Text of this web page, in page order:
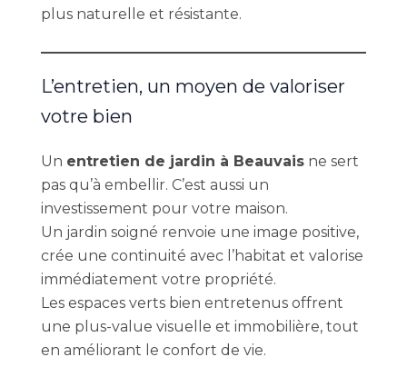
plus naturelle et résistante.
L’entretien, un moyen de valoriser
votre bien
Un entretien de jardin à Beauvais ne sert
pas qu’à embellir. C’est aussi un
investissement pour votre maison.
Un jardin soigné renvoie une image positive,
crée une continuité avec l’habitat et valorise
immédiatement votre propriété.
Les espaces verts bien entretenus offrent
une plus-value visuelle et immobilière, tout
en améliorant le confort de vie.